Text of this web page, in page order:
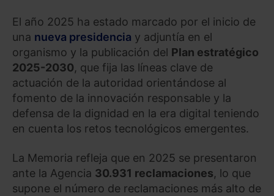
El año 2025 ha estado marcado por el inicio de
una nueva presidencia y adjuntía en el
organismo y la publicación del Plan estratégico
2025-2030, que fija las líneas clave de
actuación de la autoridad orientándose al
fomento de la innovación responsable y la
defensa de la dignidad en la era digital teniendo
en cuenta los retos tecnológicos emergentes.
La Memoria refleja que en 2025 se presentaron
ante la Agencia 30.931 reclamaciones, lo que
supone el número de reclamaciones más alto de